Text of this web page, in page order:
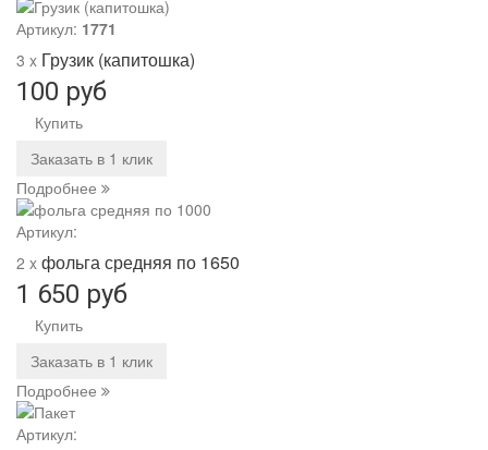
Артикул: 1771
3 x Грузик (капитошка)
100 руб
Купить
Заказать в 1 клик
Подробнее
Артикул:
2 x фольга средняя по 1650
1 650 руб
Купить
Заказать в 1 клик
Подробнее
Артикул: